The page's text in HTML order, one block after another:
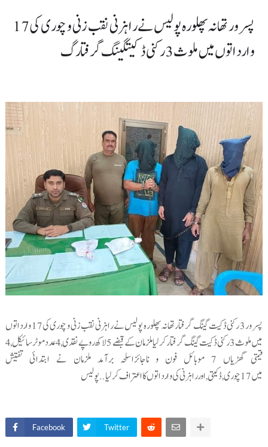
پسرور تھانہ پھلورہ پولیس نے راہزنی نقب زنی و چوری کی17
وارداتوں میں ملوث 3رکنی ڈکیتگینگ گرفتارگ
پسرور3 رکنی ڈکیت گینگ گرفتار‏ تھانہ پھلورہ پولیس نے راہزنی نقب زنی و چوری کی17 وارداتوں
میں ملوث 3رکنی ڈکیت گینگ گرفتارکرلیا ملزمان کےقبضے 5 لاکھ روپےنقدی, 4 عدد موٹرسائیکل, 4
قیمتی گھڑیاں 7 موبائل فون و ناجائزاسلحہ برآمد ملزمان نے ابتدائی تفتیش
میں 17چوری,ڈکیتی,اورراہزنی کی وارداتوں کااعتراف کرلیا.. پولیس
Facebook Twitter